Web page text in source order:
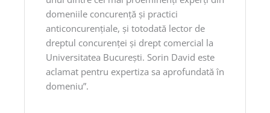
domeniile concurenţă şi practici
anticoncurenţiale, şi totodată lector de
dreptul concurenţei şi drept comercial la
Universitatea Bucureşti. Sorin David este
aclamat pentru expertiza sa aprofundată în
domeniu”.